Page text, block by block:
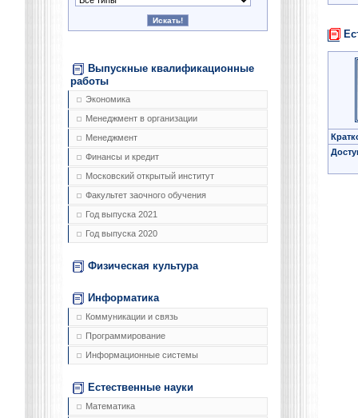
Выпускные квалификационные
работы
Экономика
Менеджмент в организации
Менеджмент
Финансы и кредит
Московский открытый институт
Факультет заочного обучения
Год выпуска 2021
Год выпуска 2020
Физическая культура
Информатика
Коммуникации и связь
Программирование
Информационные системы
Естественные науки
Математика